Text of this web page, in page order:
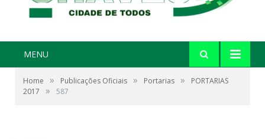
MENU
Home » Publicações Oficiais » Portarias »
PORTARIAS
2017
» 587